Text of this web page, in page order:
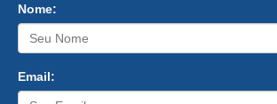
Nome:
Email: